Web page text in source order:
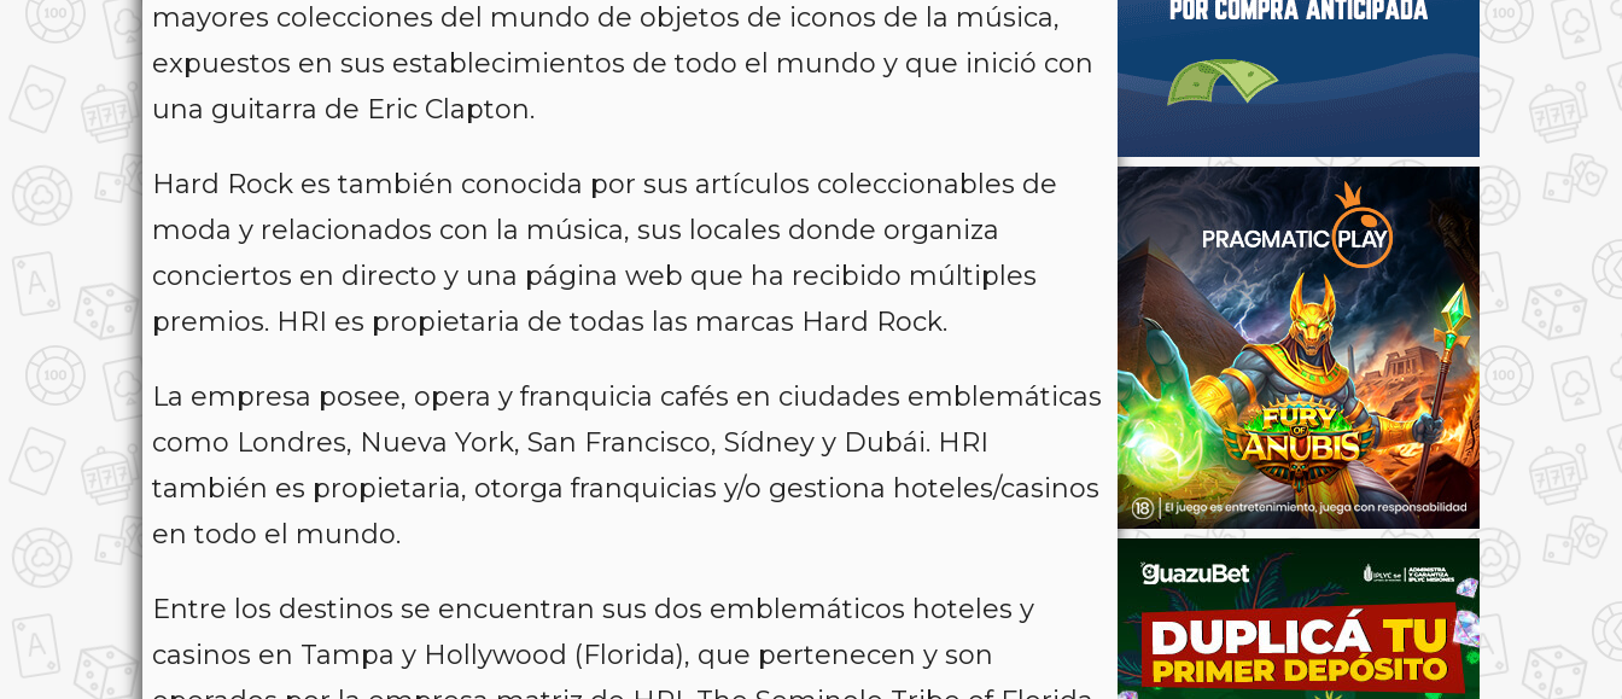
mayores colecciones del mundo de objetos de iconos de la música,
expuestos en sus establecimientos de todo el mundo y que inició con
una guitarra de Eric Clapton.
Hard Rock es también conocida por sus artículos coleccionables de
moda y relacionados con la música, sus locales donde organiza
conciertos en directo y una página web que ha recibido múltiples
premios. HRI es propietaria de todas las marcas Hard Rock.
La empresa posee, opera y franquicia cafés en ciudades emblemáticas
como Londres, Nueva York, San Francisco, Sídney y Dubái. HRI
también es propietaria, otorga franquicias y/o gestiona hoteles/casinos
en todo el mundo.
Entre los destinos se encuentran sus dos emblemáticos hoteles y
casinos en Tampa y Hollywood (Florida), que pertenecen y son